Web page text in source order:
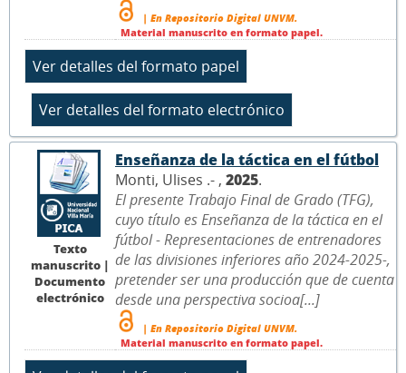
| En Repositorio Digital UNVM.
Material manuscrito en formato papel.
Texto
manuscrito |
Documento
electrónico
Enseñanza de la táctica en el fútbol
Monti, Ulises .- , 2025.
El presente Trabajo Final de Grado (TFG),
cuyo título es Enseñanza de la táctica en el
fútbol - Representaciones de entrenadores
de las divisiones inferiores año 2024-2025-,
pretender ser una producción que de cuenta
desde una perspectiva socioa[...]
| En Repositorio Digital UNVM.
Material manuscrito en formato papel.